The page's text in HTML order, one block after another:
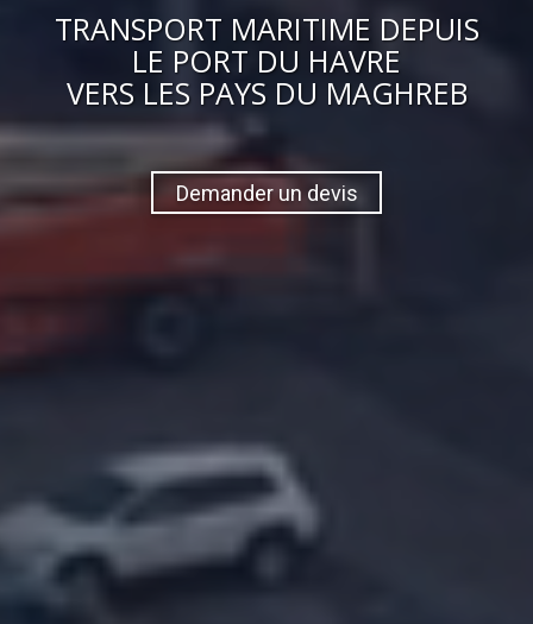
TRANSPORT MARITIME DEPUIS
LE PORT DU HAVRE
VERS LES PAYS DU MAGHREB
Demander un devis